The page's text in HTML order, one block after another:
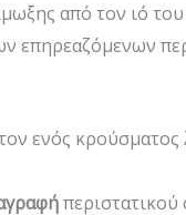
από τον ιό
επηρεαζόμενων
ενός